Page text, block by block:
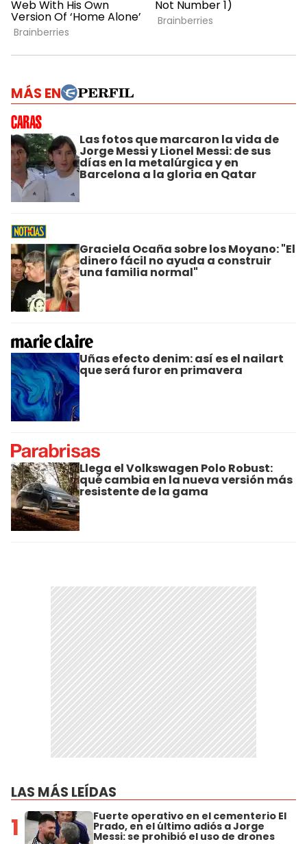
MÁS EN
Las fotos que marcaron la vida de
Jorge Messi y Lionel Messi: de sus
días en la metalúrgica y en
Barcelona a la gloria en Qatar
Graciela Ocaña sobre los Moyano: "El
dinero fácil no ayuda a construir
una familia normal"
Uñas efecto denim: así es el nailart
que será furor en primavera
Llega el Volkswagen Polo Robust:
qué cambia en la nueva versión más
resistente de la gama
LAS MÁS LEÍDAS
1 Fuerte operativo en el cementerio El
Prado, en el último adiós a Jorge
Messi: se prohibió el uso de drones